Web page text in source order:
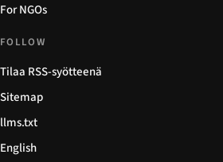
For NGOs
FOLLOW
Tilaa RSS-syötteenä
Sitemap
llms.txt
English